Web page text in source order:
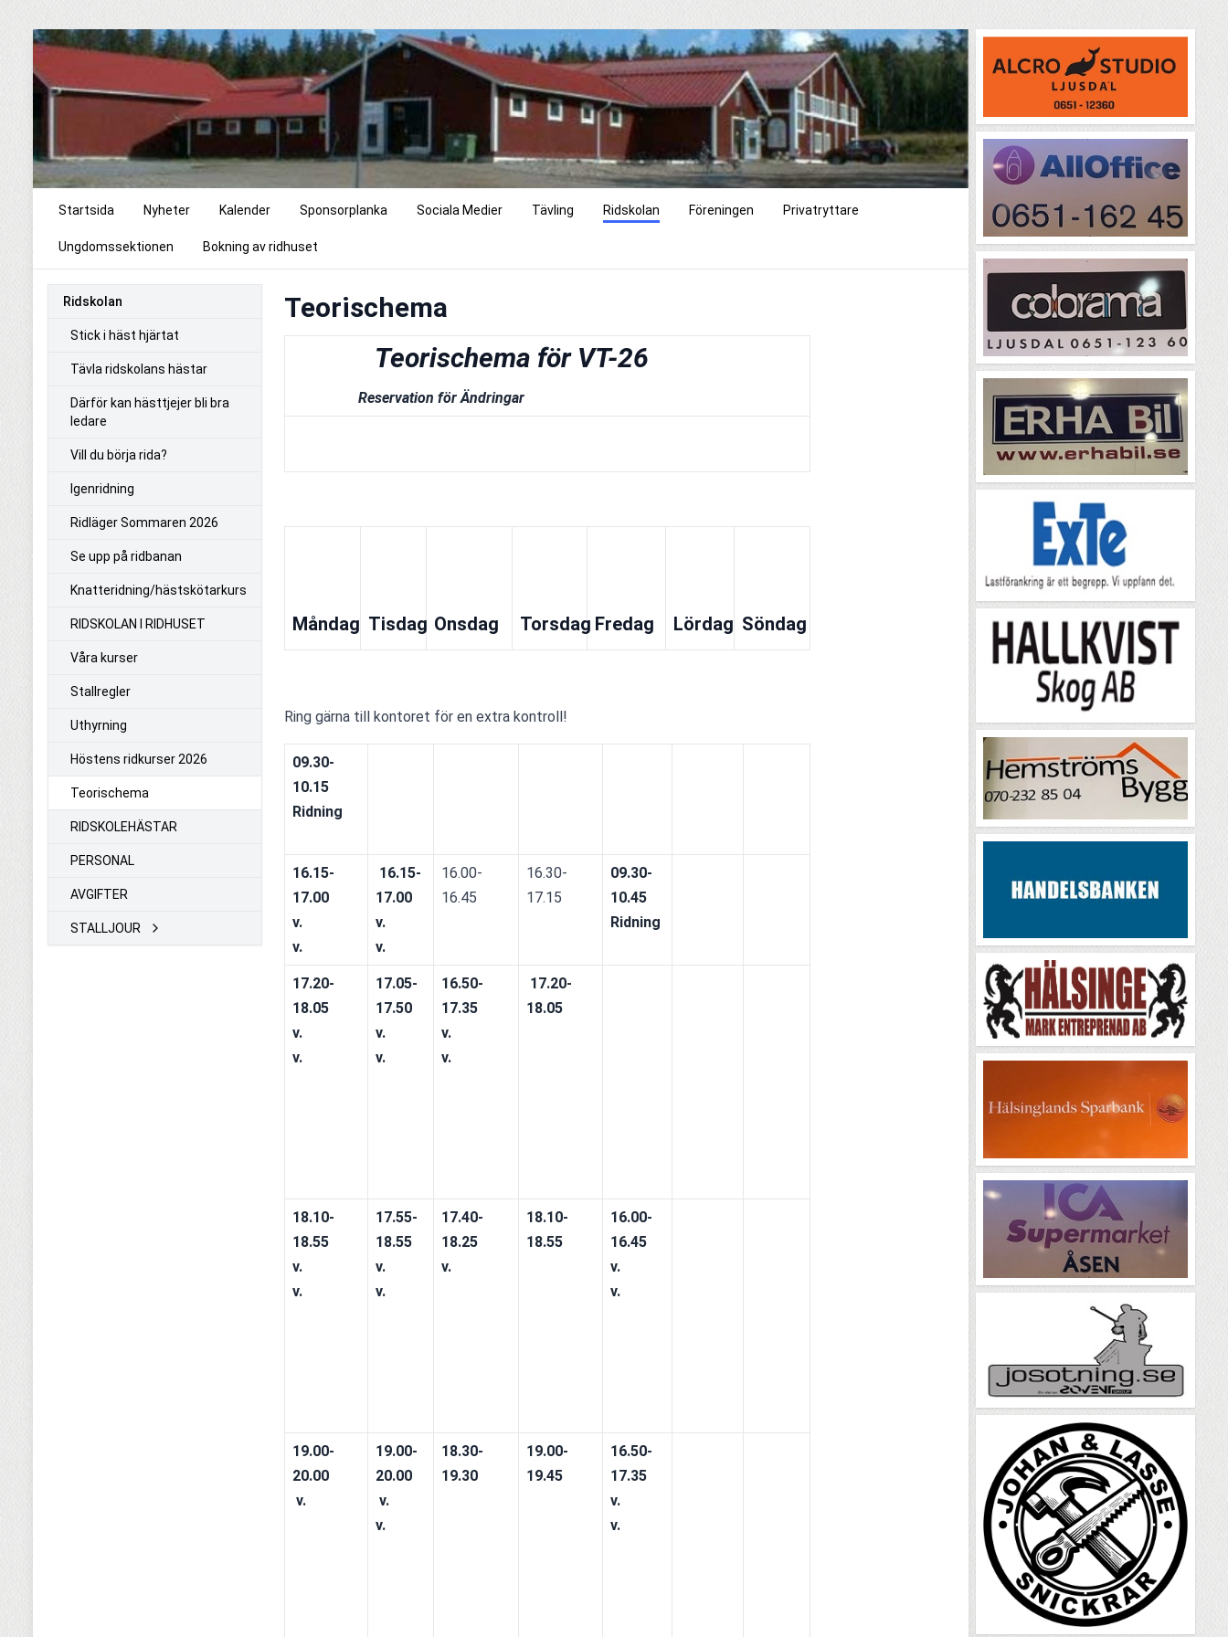
Startsida Nyheter Kalender Sponsorplanka Sociala Medier Tävling Ridskolan Föreningen Privatryttare
Ungdomssektionen Bokning av ridhuset
Ridskolan
Stick i häst hjärtat
Tävla ridskolans hästar
Därför kan hästtjejer bli bra
ledare
Vill du börja rida?
Igenridning
Ridläger Sommaren 2026
Se upp på ridbanan
Knatteridning/hästskötarkurs
RIDSKOLAN I RIDHUSET
Våra kurser
Stallregler
Uthyrning
Höstens ridkurser 2026
Teorischema
RIDSKOLEHÄSTAR
PERSONAL
AVGIFTER
STALLJOUR
Teorischema
Teorischema för VT-26
Reservation för Ändringar
Måndag Tisdag Onsdag Torsdag Fredag Lördag Söndag
Ring gärna till kontoret för en extra kontroll!
09.30-
10.15
Ridning
16.15-
17.00
v.
v.
16.15-
17.00
v.
v.
16.00-
16.45
16.30-
17.15
09.30-
10.45
Ridning
17.20-
18.05
v.
v.
17.05-
17.50
v.
v.
16.50-
17.35
v.
v.
17.20-
18.05
18.10-
18.55
v.
v.
17.55-
18.55
v.
v.
17.40-
18.25
v.
18.10-
18.55
16.00-
16.45
v.
v.
19.00-
20.00
v.
19.00-
20.00
v.
v.
18.30-
19.30
19.00-
19.45
16.50-
17.35
v.
v.